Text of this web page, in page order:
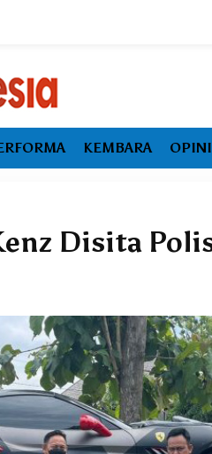
KEMBARA OPINI
Disita
Ekonomi